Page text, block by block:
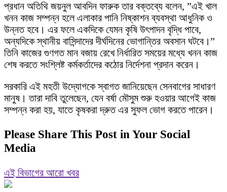
​প্রধান অতিথি জয়নুল আবদিন ফারুক তার বক্তব্যে বলেন, ​”এই খাল
খনন কাজ সম্পন্ন হলে এলাকার পানি নিষ্কাশন ব্যবস্থা আধুনিক ও
উন্নত হবে। এর ফলে একদিকে যেমন কৃষি উৎপাদন বৃদ্ধি পাবে,
অন্যদিকে স্থানীয় বাসিন্দাদের দীর্ঘদিনের ভোগান্তির অবসান ঘটবে।” ​
তিনি কাজের গুণগত মান বজায় রেখে নির্ধারিত সময়ের মধ্যে খনন কাজ
শেষ করতে সংশ্লিষ্ট কর্মকর্তাদের কঠোর নির্দেশনা প্রদান করেন।
​সরকারি এই মহতী উদ্যোগকে স্বাগত জানিয়েছেন সেনবাগের সাধারণ
মানুষ। তারা দাবি তুলেছেন, যেন বর্ষা মৌসুম শুরু হওয়ার আগেই কাজ
সম্পন্ন করা হয়, যাতে কৃষকরা দ্রুত এর সুফল ভোগ করতে পারেন।
Please Share This Post in Your Social
Media
এই বিভাগের আরো খবর